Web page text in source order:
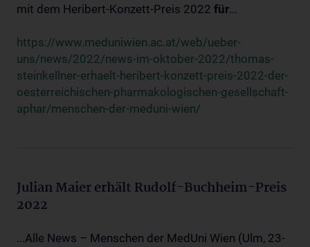
mit dem Heribert-Konzett-Preis 2022 für...
https://www.meduniwien.ac.at/web/ueber-
uns/news/2022/news-im-oktober-2022/thomas-
steinkellner-erhaelt-heribert-konzett-preis-2022-der-
oesterreichischen-pharmakologischen-gesellschaft-
aphar/menschen-der-meduni-wien/
Julian Maier erhält Rudolf-Buchheim-Preis
2022
...Alle News – Menschen der MedUni Wien (Ulm, 23-